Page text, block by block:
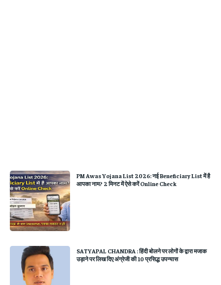
PM Awas Yojana List 2026: नई Beneficiary List में है
आपका नाम? 2 मिनट में ऐसे करें Online Check
SATYAPAL CHANDRA : हिंदी बोलने पर लोगों के द्वारा मजाक
उड़ाने पर लिख दिए अंग्रेजी की 10 प्रसिद्ध उपन्यास